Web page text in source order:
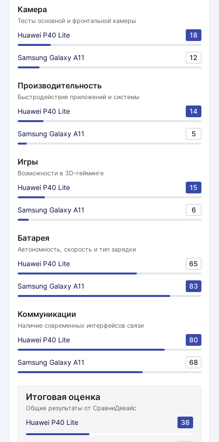
Камера
Тесты основной и фронтальной камеры
Huawei P40 Lite 18
Samsung Galaxy A11 12
Производительность
Быстродействие приложений и системы
Huawei P40 Lite 14
Samsung Galaxy A11 5
Игры
Возможности в 3D-гейминге
Huawei P40 Lite 15
Samsung Galaxy A11 6
Батарея
Автономность, скорость и тип зарядки
Huawei P40 Lite 65
Samsung Galaxy A11 83
Коммуникации
Наличие современных интерфейсов связи
Huawei P40 Lite 80
Samsung Galaxy A11 68
Итоговая оценка
Общие результаты от СравниДевайс
Huawei P40 Lite 38